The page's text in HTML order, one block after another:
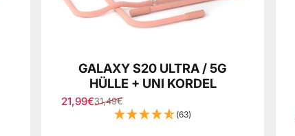
GALAXY S20 ULTRA / 5G
HÜLLE + UNI KORDEL
Sale price
21,99€
Regular price
31,49€
(63)